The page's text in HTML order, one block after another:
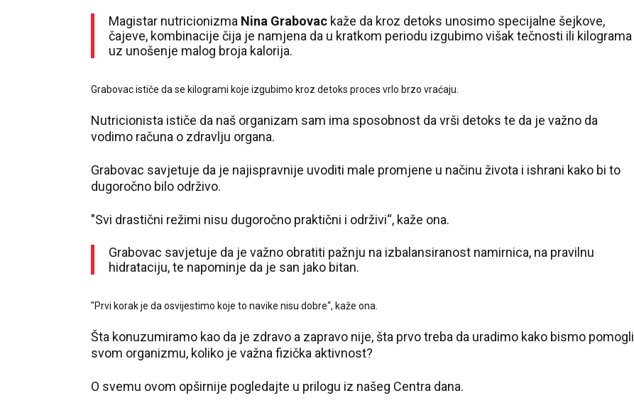
Magistar nutricionizma Nina Grabovac kaže da kroz detoks unosimo specijalne šejkove,
čajeve, kombinacije čija je namjena da u kratkom periodu izgubimo višak tečnosti ili kilograma
uz unošenje malog broja kalorija.
Grabovac ističe da se kilogrami koje izgubimo kroz detoks proces vrlo brzo vraćaju.
Nutricionista ističe da naš organizam sam ima sposobnost da vrši detoks te da je važno da
vodimo računa o zdravlju organa.
Grabovac savjetuje da je najispravnije uvoditi male promjene u načinu života i ishrani kako bi to
dugoročno bilo održivo.
"Svi drastični režimi nisu dugoročno praktični i održivi“, kaže ona.
Grabovac savjetuje da je važno obratiti pažnju na izbalansiranost namirnica, na pravilnu
hidrataciju, te napominje da je san jako bitan.
"Prvi korak je da osvijestimo koje to navike nisu dobre“, kaže ona.
Šta konuzumiramo kao da je zdravo a zapravo nije, šta prvo treba da uradimo kako bismo pomogli
svom organizmu, koliko je važna fizička aktivnost?
O svemu ovom opširnije pogledajte u prilogu iz našeg Centra dana.